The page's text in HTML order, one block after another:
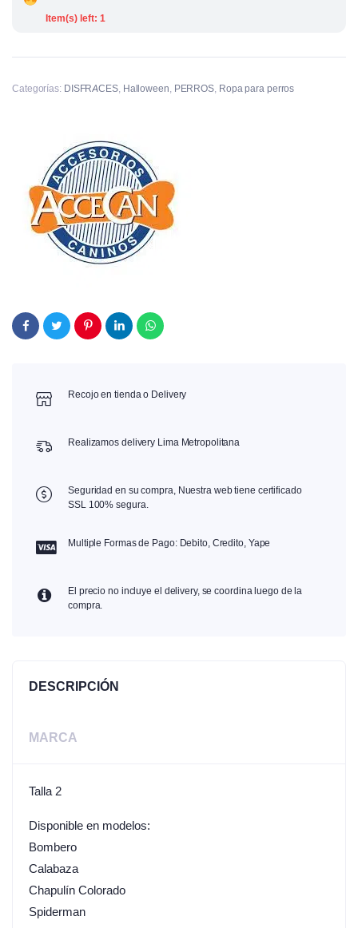
Item(s) left: 1
Categorías: DISFRACES, Halloween, PERROS, Ropa para perros
Recojo en tienda o Delivery
Realizamos delivery Lima Metropolitana
Seguridad en su compra, Nuestra web tiene certificado
SSL 100% segura.
Multiple Formas de Pago: Debito, Credito, Yape
El precio no incluye el delivery, se coordina luego de la
compra.
DESCRIPCIÓN
MARCA
Talla 2
Disponible en modelos:
Bombero
Calabaza
Chapulín Colorado
Spiderman